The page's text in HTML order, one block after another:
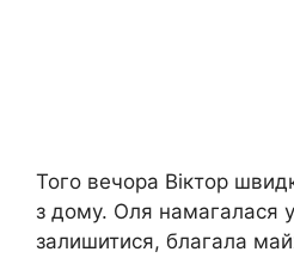
Того вечора Віктор
з дому. Оля намагалася
залишитися, благала